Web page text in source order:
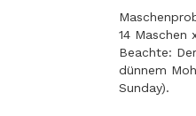
14 Maschen
Beachte:
dünnem
Sunday).